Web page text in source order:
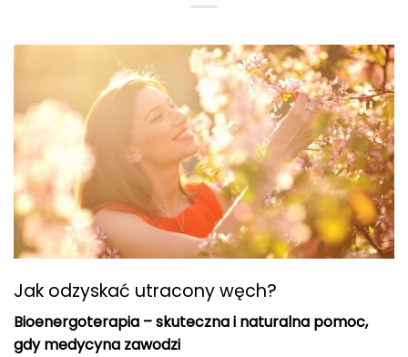
Jak odzyskać utracony węch?
Bioenergoterapia – skuteczna i naturalna pomoc,
gdy medycyna zawodzi